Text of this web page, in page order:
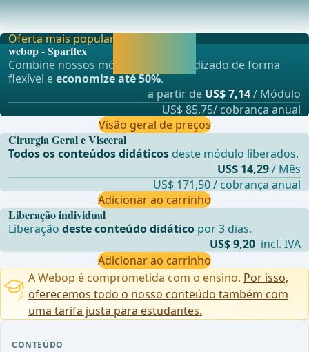
CONTEÚDO
Anestesia por intubação e – se possíveltorácico cateter
epidural (sepse como contraindicação!)Normo
Liberação individual
Liberaçãodeste conteúdo didático por 3 dias.
US$ 9,20 incl. IVA
Adicionar ao carrinho
Oferta mais popular
webop - Sparflex
Combine nossos módulos de aprendizado de forma
flexível eeconomize até 50%.
a partir de US$ 7,14/ Módulo
US$ 85,75/ cobrança anual
Visão geral de preços
Cirurgia Geral e Visceral
Todos os conteúdos didáticos deste módulo liberados.
US$ 14,29/ Mês
US$ 171,50 / cobrança anual
Adicionar ao carrinho
A Webop é comprometida com o ensino. Por isso,
oferecemos todo o nosso conteúdo também com
uma tarifa justa para estudantes.